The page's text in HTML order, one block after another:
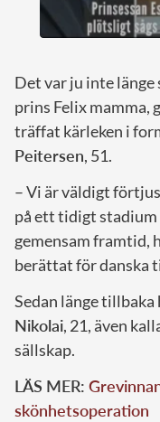
Det var ju inte länge
prins Felix mamma,
träffat kärleken i
Peitersen, 51.
– Vi är väldigt
på ett tidigt stadium
gemensam framtid,
berättat för danska
Sedan länge
Nikolai, 21, även
sällskap.
LÄS MER:
skönhetsoperation